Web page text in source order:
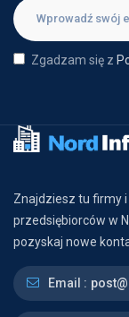
Zgadzam się z
Znajdziesz tu firmy
przedsiębiorców w
pozyskaj nowe
Email :